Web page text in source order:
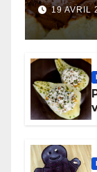
19 AVRIL